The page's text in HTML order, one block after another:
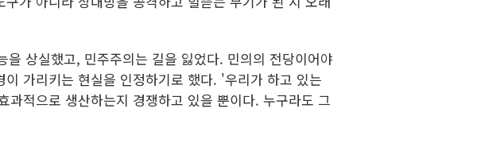
상실했고, 민주주의는 길을 잃었다. 민의의 전당이어야
가리키는 현실을 인정하기로 했다. '우리가 하고 있는
적으로 생산하는지 경쟁하고 있을 뿐이다. 누구라도 그